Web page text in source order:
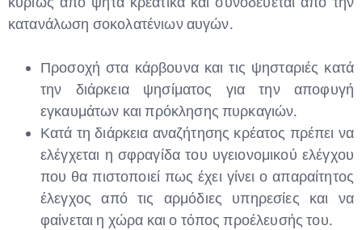
κατανάλωση σοκολατένιων αυγών.
Προσοχή στα κάρβουνα και τις ψησταριές κατά
την διάρκεια ψησίματος για την αποφυγή
εγκαυμάτων και πρόκλησης πυρκαγιών.
Κατά τη διάρκεια αναζήτησης κρέατος πρέπει να
ελέγχεται η σφραγίδα του υγειονομικού ελέγχου
που θα πιστοποιεί πως έχει γίνει ο απαραίτητος
έλεγχος από τις αρμόδιες υπηρεσίες και να
φαίνεται η χώρα και ο τόπος προέλευσής του.